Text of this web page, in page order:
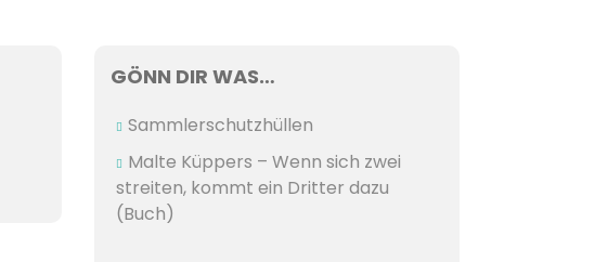
GÖNN DIR WAS…
Sammlerschutzhüllen
Malte Küppers – Wenn sich zwei
streiten, kommt ein Dritter dazu
(Buch)